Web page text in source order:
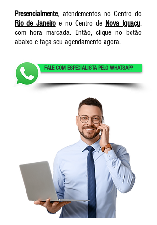
Presencialmente, atendementos no Centro do
Rio de Janeiroe no Centro de Nova Iguaçu.
com hora marcada. Então, clique no botão
abaixo e faça seu agendamento agora.
FALE COM ESPECIALISTA PELO WHATSAPP